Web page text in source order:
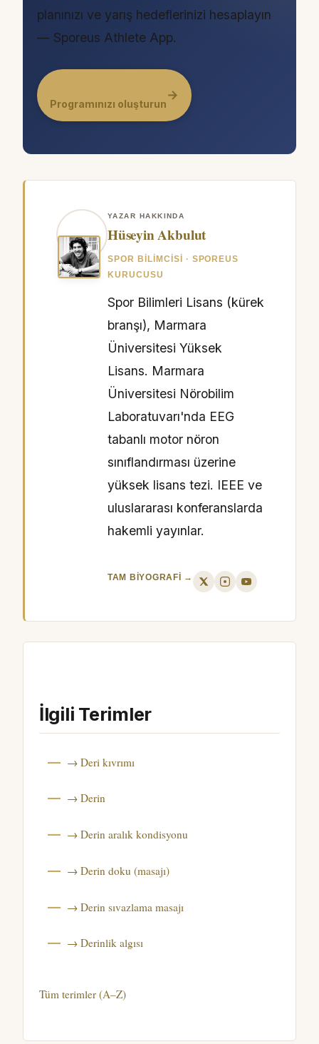
planınızı ve yarış hedeflerinizi hesaplayın
— Sporeus Athlete App.
Programınızı oluşturun
→
YAZAR HAKKINDA
Hüseyin Akbulut
SPOR BILIMCISI · SPOREUS
KURUCUSU
Spor Bilimleri Lisans (kürek
branşı), Marmara
Üniversitesi Yüksek
Lisans. Marmara
Üniversitesi Nörobilim
Laboratuvarı'nda EEG
tabanlı motor nöron
sınıflandırması üzerine
yüksek lisans tezi. IEEE ve
uluslararası konferanslarda
hakemli yayınlar.
TAM BIYOGRAFI →
İlgili Terimler
→ Deri kıvrımı
→ Derin
→ Derin aralık kondisyonu
→ Derin doku (masajı)
→ Derin sıvazlama masajı
→ Derinlik algısı
Tüm terimler (A–Z)